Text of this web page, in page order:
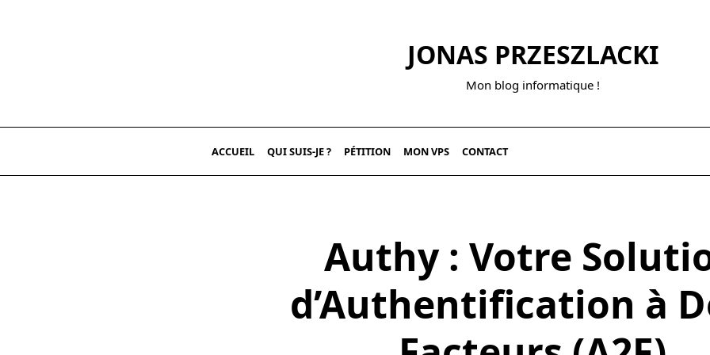
JONAS PRZESZLACKI
Mon blog informatique !
ACCUEIL QUI SUIS-JE ? PÉTITION MON VPS CONTACT
Authy : Votre
d’Authentification à